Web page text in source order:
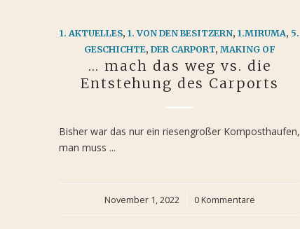
1. AKTUELLES,1. VON DEN BESITZERN,1.MIRUMA, 5.
GESCHICHTE, DER CARPORT, MAKING OF
… mach das weg vs. die
Entstehung des Carports
Bisher war das nur ein riesengroßer Komposthaufen,
man muss ...
November 1, 2022
/ 0 Kommentare